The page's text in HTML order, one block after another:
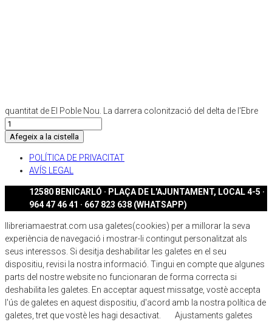
quantitat de El Poble Nou. La darrera colonització del delta de l'Ebre
Afegeix a la cistella
POLÍTICA DE PRIVACITAT
AVÍS LEGAL
12580 BENICARLÓ · PLAÇA DE L'AJUNTAMENT, LOCAL 4-5 ·
964 47 46 41 · 667 823 638 (WHATSAPP)
llibreriamaestrat.com usa galetes(cookies) per a millorar la seva
experiència de navegació i mostrar-li contingut personalitzat als
seus interessos. Si desitja deshabilitar les galetes en el seu
dispositiu, revisi la nostra informació. Tingui en compte que algunes
parts del nostre website no funcionaran de forma correcta si
deshabilita les galetes. En acceptar aquest missatge, vostè accepta
l'ús de galetes en aquest dispositiu, d'acord amb la nostra política de
galetes, tret que vostè les hagi desactivat.
Ajustaments galetes